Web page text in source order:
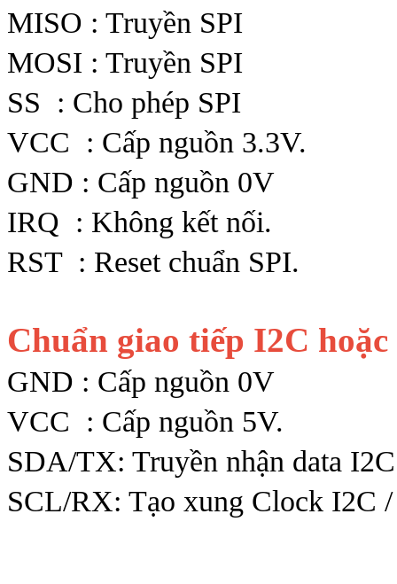
MISO : Truyền SPI
MOSI : Truyền SPI
SS : Cho phép SPI
VCC : Cấp nguồn 3.3V.
GND : Cấp nguồn 0V
IRQ : Không kết nối.
RST : Reset chuẩn SPI.
Chuẩn giao tiếp I2C
GND : Cấp nguồn 0V
VCC : Cấp nguồn 5V.
SDA/TX: Truyền nhận data
SCL/RX: Tạo xung Clock I2C